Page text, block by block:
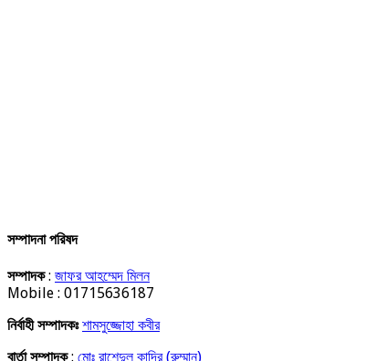
সম্পাদনা পরিষদ
সম্পাদক: জাফর আহম্মেদ মিলন
Mobile : 01715636187
নির্বাহী সম্পাদকঃশামসুজ্জোহা কবীর
বার্তা সম্পাদক: মোঃ রাশেদুল কাদির (রুম্মান)